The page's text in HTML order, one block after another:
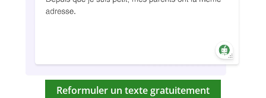
Reformuler un texte gratuitement